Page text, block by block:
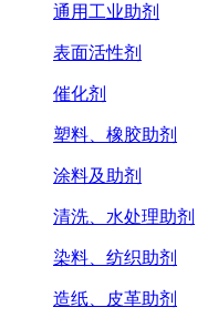
通用工业助剂
表面活性剂
催化剂
塑料、橡胶助剂
涂料及助剂
清洗、水处理助剂
染料、纺织助剂
造纸、皮革助剂